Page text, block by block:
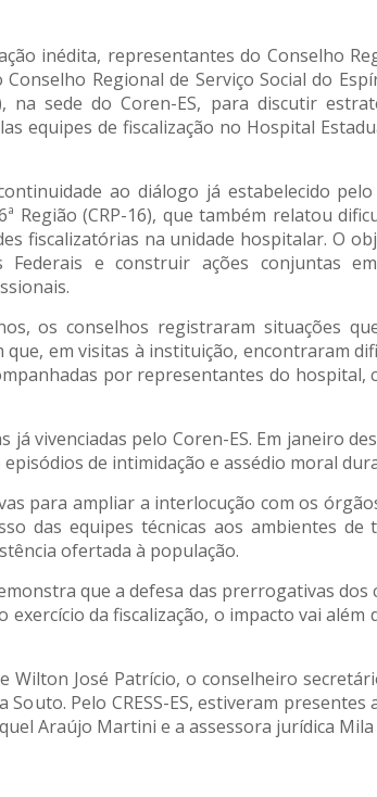
inédita, representantes do Conselho
Conselho Regional de Serviço Social do
na sede do Coren-ES, para discutir
equipes de fiscalização no Hospital
ao diálogo já estabelecido pelo
Região (CRP-16), que também relatou
fiscalizatórias na unidade hospitalar. O
Federais e construir ações conjuntas
os conselhos registraram situações
que, em visitas à instituição, encontraram
por representantes do
já vivenciadas pelo Coren-ES. Em janeiro
de intimidação e assédio moral
para ampliar a interlocução com os
das equipes técnicas aos ambientes de
ofertada à população.
que a defesa das prerrogativas
da fiscalização, o impacto vai
José Patrício, o conselheiro
Pelo CRESS-ES, estiveram
Araújo Martini e a assessora jurídica Mila